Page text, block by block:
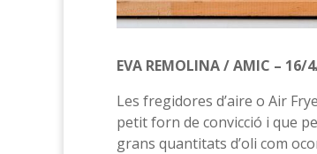
EVA REMOLINA / AMIC – 16/
Les fregidores d’aire o Air
petit forn de convicció i que
grans quantitats d’oli com